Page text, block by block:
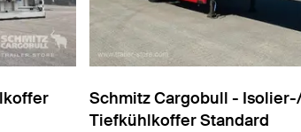
Schmitz Cargobull -
Tiefkühlkoffer Standard